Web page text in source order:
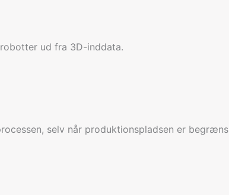
ud fra 3D-inddata.
selv når produktionspladsen er